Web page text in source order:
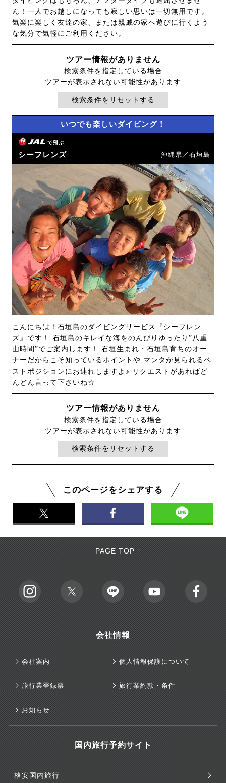
ん！一人でお越しになっても寂しい思いは一切無用です。
気楽に楽しく友達の家、または親戚の家へ遊びに行くよう
な気分で気軽にご利用ください。
ツアー情報がありません
検索条件を指定している場合
ツアーが表示されない可能性があります
検索条件をリセットする
いつでも楽しいダイビング！
で飛ぶ
シーフレンズ 沖縄県／石垣島
こんにちは！石垣島のダイビングサービス『シーフレン
ズ』です！ 石垣島のキレイな海をのんびりゆったり”八重
山時間”でご案内します！ 石垣生まれ・石垣島育ちのオー
ナーだからこそ知っているポイントや マンタが見られるベ
ストポジションにお連れしますよ♪ リクエストがあればど
んどん言って下さいね☆
ツアー情報がありません
検索条件を指定している場合
ツアーが表示されない可能性があります
検索条件をリセットする
このページをシェアする
PAGE TOP ↑
会社情報
会社案内 個人情報保護について
旅行業登録票 旅行業約款・条件
お知らせ
国内旅行予約サイト
格安国内旅行